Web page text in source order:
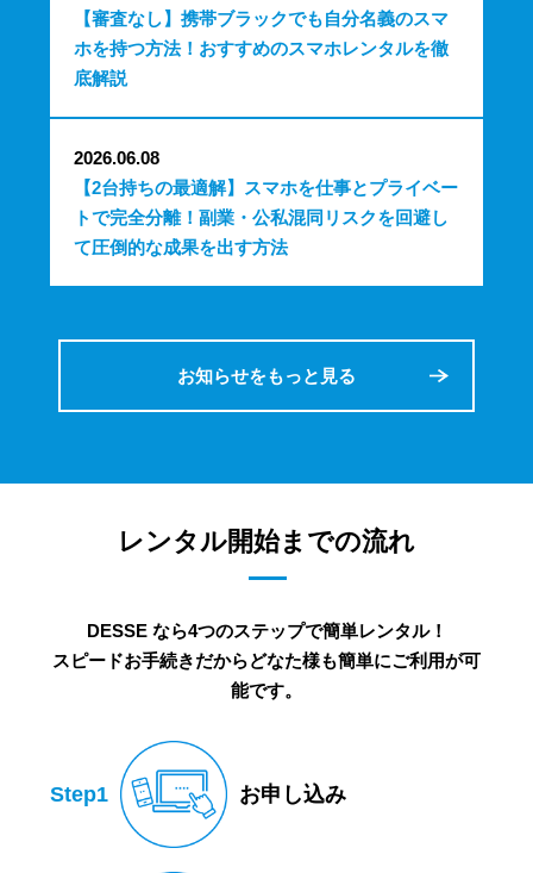
【審査なし】携帯ブラックでも自分名義のスマ
ホを持つ方法！おすすめのスマホレンタルを徹
底解説
2026.06.08
【2台持ちの最適解】スマホを仕事とプライベー
トで完全分離！副業・公私混同リスクを回避し
て圧倒的な成果を出す方法
お知らせをもっと見る
レンタル開始までの流れ
DESSE なら4つのステップで簡単レンタル！
スピードお手続きだからどなた様も簡単にご利用が可
能です。
Step1 お申し込み